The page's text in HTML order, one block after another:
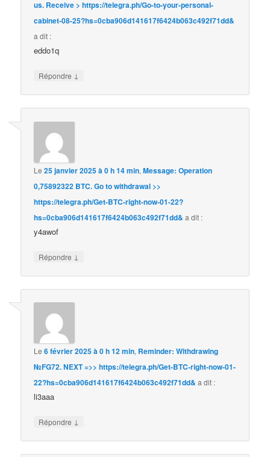
us. Receive > https://telegra.ph/Go-to-your-personal-
cabinet-08-25?hs=0cba906d141617f6424b063c492f71dd&
a dit :
eddo1q
Répondre ↓
Le25 janvier 2025 à 0 h 14 min,Message: Operation
0,75892322 BTC. Go to withdrawal >>
https://telegra.ph/Get-BTC-right-now-01-22?
hs=0cba906d141617f6424b063c492f71dd& a dit :
y4awof
Répondre ↓
Le6 février 2025 à 0 h 12 min, Reminder: Withdrawing
№FG72. NEXT =>> https://telegra.ph/Get-BTC-right-now-01-
22?hs=0cba906d141617f6424b063c492f71dd& a dit :
li3aaa
Répondre ↓